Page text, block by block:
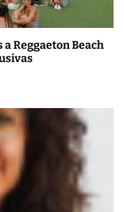
Reggaeton Beach